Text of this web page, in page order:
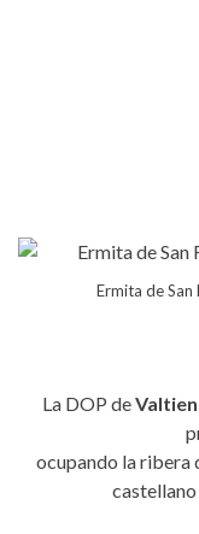
Ermita de
La DOP de
ocupando la ribera
castellano